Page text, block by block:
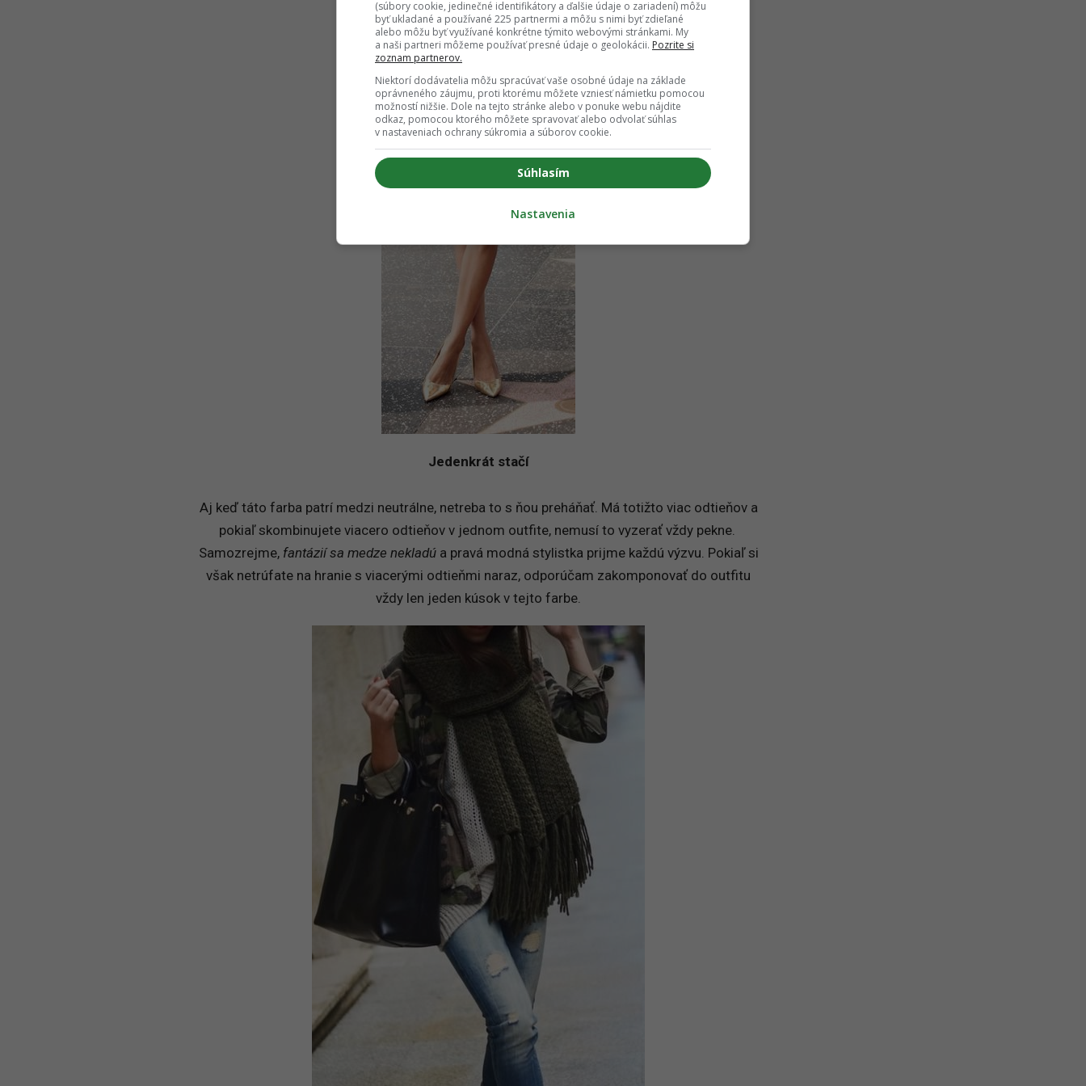
Jedenkrát stačí
Aj keď táto farba patrí medzi neutrálne, netreba to s ňou preháňať. Má totižto viac odtieňov a
pokiaľ skombinujete viacero odtieňov v jednom outfite, nemusí to vyzerať vždy pekne.
Samozrejme, fantázií sa medze nekladúa pravá modná stylistka prijme každú výzvu. Pokiaľ si
však netrúfate na hranie s viacerými odtieňmi naraz, odporúčam zakomponovať do outfitu
vždy len jeden kúsok v tejto farbe.
(súbory cookie, jedinečné identifikátory a ďalšie údaje o zariadení) môžu
byť ukladané a používané 225 partnermi a môžu s nimi byť zdieľané
alebo môžu byť využívané konkrétne týmito webovými stránkami. My
a naši partneri môžeme používať presné údaje o geolokácii. Pozrite si
zoznam partnerov.
Niektorí dodávatelia môžu spracúvať vaše osobné údaje na základe
oprávneného záujmu, proti ktorému môžete vzniesť námietku pomocou
možností nižšie. Dole na tejto stránke alebo v ponuke webu nájdite
odkaz, pomocou ktorého môžete spravovať alebo odvolať súhlas
v nastaveniach ochrany súkromia a súborov cookie.
Súhlasím
Nastavenia